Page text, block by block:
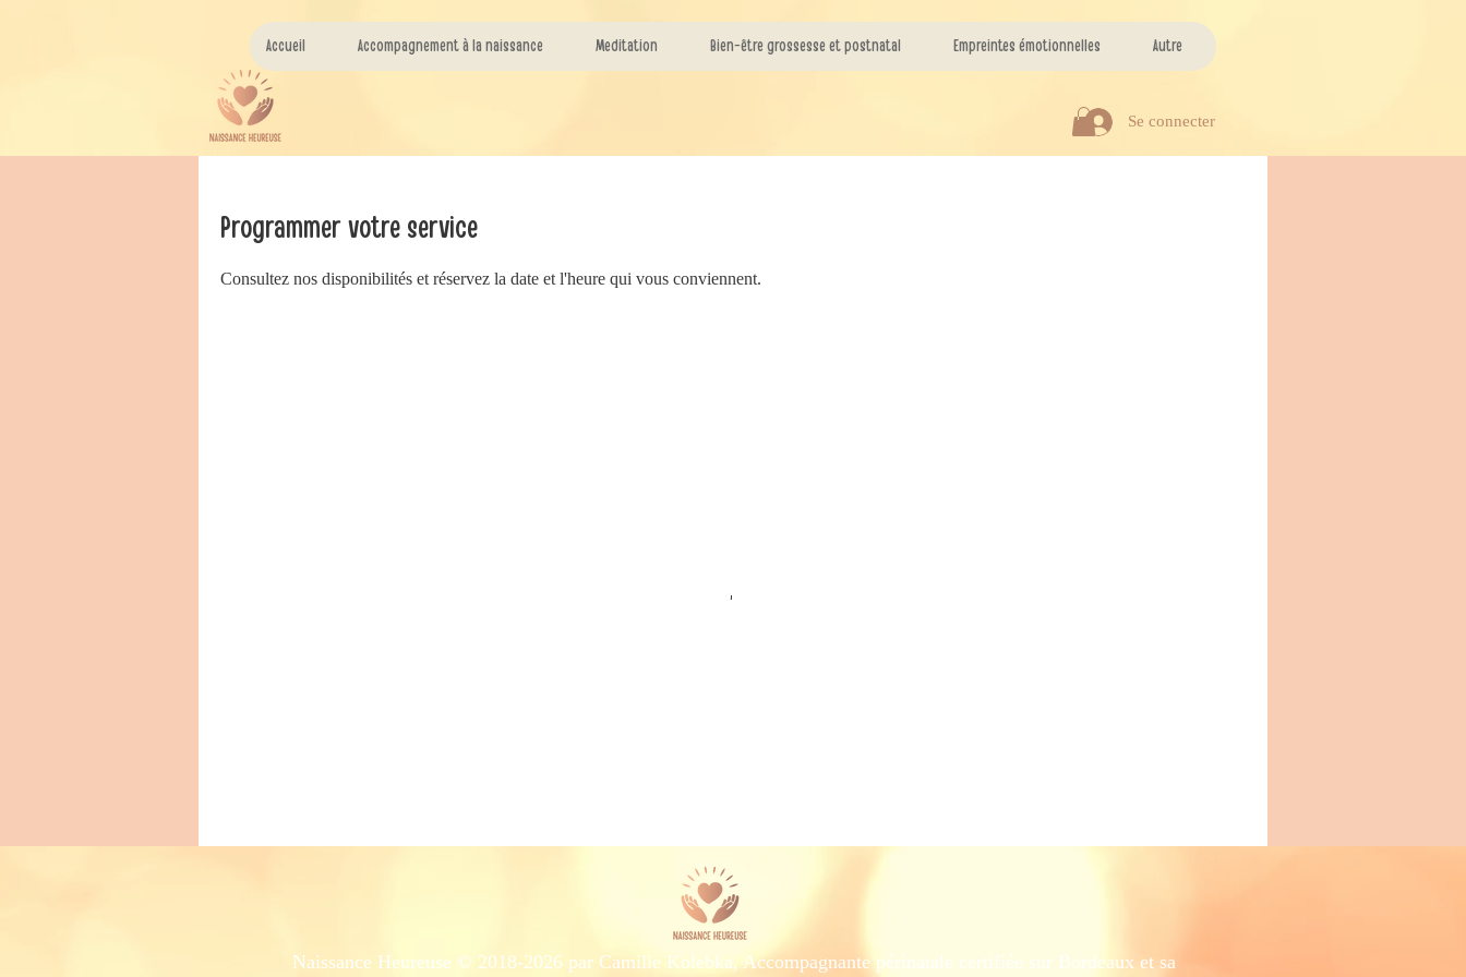
Accueil Accompagnement à la naissance Meditation Bien-être grossesse et postnatal Empreintes émotionnelles Autre
Se connecter
Programmer votre service
Consultez nos disponibilités et réservez la date et l'heure qui vous conviennent.
Naissance Heureuse © 2018-2026 par Camille Kolebka, Accompagnante périnatale certifiée sur Bordeaux et sa